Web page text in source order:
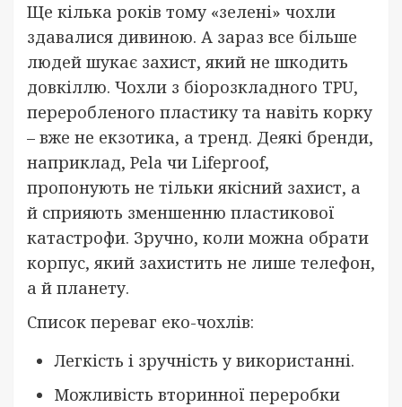
Ще кілька років тому «зелені» чохли
здавалися дивиною. А зараз все більше
людей шукає захист, який не шкодить
довкіллю. Чохли з біорозкладного TPU,
переробленого пластику та навіть корку
– вже не екзотика, а тренд. Деякі бренди,
наприклад, Pela чи Lifeproof,
пропонують не тільки якісний захист, а
й сприяють зменшенню пластикової
катастрофи. Зручно, коли можна обрати
корпус, який захистить не лише телефон,
а й планету.
Список переваг еко-чохлів:
Легкість і зручність у використанні.
Можливість вторинної переробки